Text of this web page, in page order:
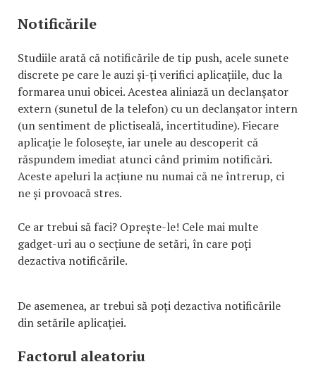
Notificările
Studiile arată că notificările de tip push, acele sunete
discrete pe care le auzi și-ți verifici aplicațiile, duc la
formarea unui obicei. Acestea aliniază un declanșator
extern (sunetul de la telefon) cu un declanșator intern
(un sentiment de plictiseală, incertitudine). Fiecare
aplicație le folosește, iar unele au descoperit că
răspundem imediat atunci când primim notificări.
Aceste apeluri la acțiune nu numai că ne întrerup, ci
ne și provoacă stres.
Ce ar trebui să faci? Oprește-le! Cele mai multe
gadget-uri au o secțiune de setări, în care poți
dezactiva notificările.
De asemenea, ar trebui să poți dezactiva notificările
din setările aplicației.
Factorul aleatoriu